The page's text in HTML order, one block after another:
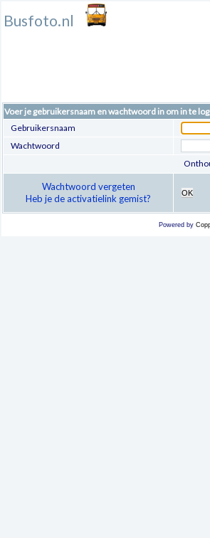
Busfoto.nl
Voer je gebruikersnaam en wachtwoord in om in te
Gebruikersnaam
Wachtwoord
Wachtwoord vergeten
Heb je de activatielink gemist?
OK
Powered by